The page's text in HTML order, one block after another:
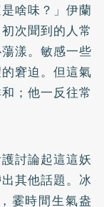
啥味？」伊蘭
次聞到的人常
漾。敏感一些
窘迫。但這氣
；他一反往常
討論起這這妖
其他話題。冰
霎時間生氣盎